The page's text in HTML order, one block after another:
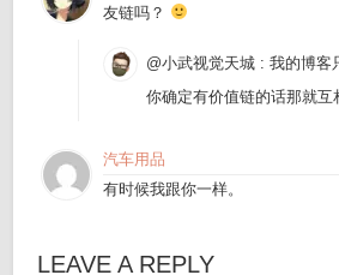
友链吗？
@小武视觉天城 : 我的博客
你确定有价值链的话那就互
汽车用品
有时候我跟你一样。
LEAVE A REPLY